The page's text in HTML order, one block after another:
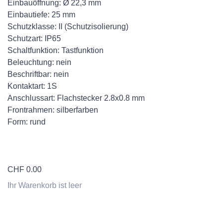
Einbauöffnung: Ø 22,3 mm
Einbautiefe: 25 mm
Schutzklasse: II (Schutzisolierung)
Schutzart: IP65
Schaltfunktion: Tastfunktion
Beleuchtung: nein
Beschriftbar: nein
Kontaktart: 1S
Anschlussart: Flachstecker 2.8x0.8 mm
Frontrahmen: silberfarben
Form: rund
CHF 0.00
Ihr Warenkorb ist leer